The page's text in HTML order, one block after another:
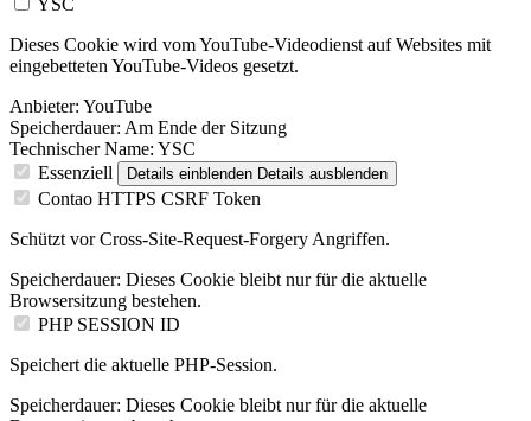
YSC
Dieses Cookie wird vom YouTube-Videodienst auf Websites mit
eingebetteten YouTube-Videos gesetzt.
Anbieter: YouTube
Speicherdauer: Am Ende der Sitzung
Technischer Name: YSC
Essenziell
Details einblenden Details ausblenden
Contao HTTPS CSRF Token
Schützt vor Cross-Site-Request-Forgery Angriffen.
Speicherdauer: Dieses Cookie bleibt nur für die aktuelle
Browsersitzung bestehen.
PHP SESSION ID
Speichert die aktuelle PHP-Session.
Speicherdauer: Dieses Cookie bleibt nur für die aktuelle